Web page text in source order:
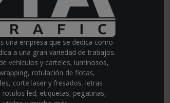
una empresa que se dedica como
a una gran variedad de trabajos.
vehículos y carteles, luminosos,
rotulación de flotas,
corte laser y fresados, letras
rotulos led, etiquetas, pegatinas,